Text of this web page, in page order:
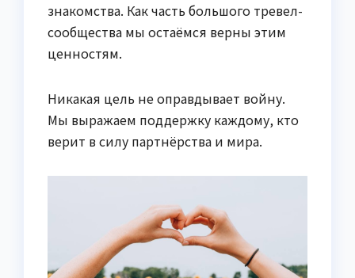
знакомства. Как часть большого тревел-
сообщества мы остаёмся верны этим
ценностям.
Никакая цель не оправдывает войну.
Мы выражаем поддержку каждому, кто
верит в силу партнёрства и мира.